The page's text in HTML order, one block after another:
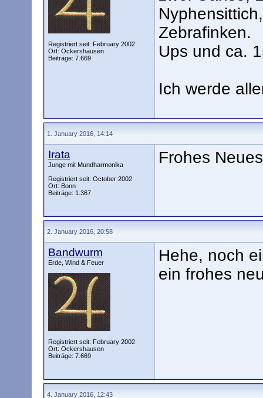
Registriert seit: February 2002
Ort: Ockershausen
Beiträge: 7.669
Zebrafinken.
Ups und ca.
Ich werde
1. January 2016, 14:14
Irata
Junge mit Mundharmonika
Registriert seit: October 2002
Ort: Bonn
Beiträge: 1.367
Frohes
2. January 2016, 20:58
Bandwurm
Erde, Wind & Feuer
Registriert seit: February 2002
Ort: Ockershausen
Beiträge: 7.669
Hehe, noch
ein frohes
4. January 2016, 12:43